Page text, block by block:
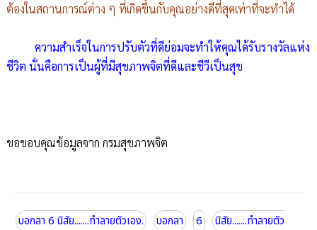
ต้องในสถานการณ์ต่าง ๆ ที่เกิดขึ้นกับคุณอย่างดีที่สุดเท่าที่จะทำได้
ความสำเร็จในการปรับตัวที่ดีย่อมจะทำให้คุณได้รับรางวัลแห่ง
ชีวิต นั่นคือการเป็นผู้ที่มีสุขภาพจิตที่ดีและชีวีเป็นสุข
ขอขอบคุณข้อมูลจาก กรมสุขภาพจิต
บอกลา 6 นิสัย.......ทำลายตัวเอง. บอกลา 6
นิสัย.......ทำลายตัว